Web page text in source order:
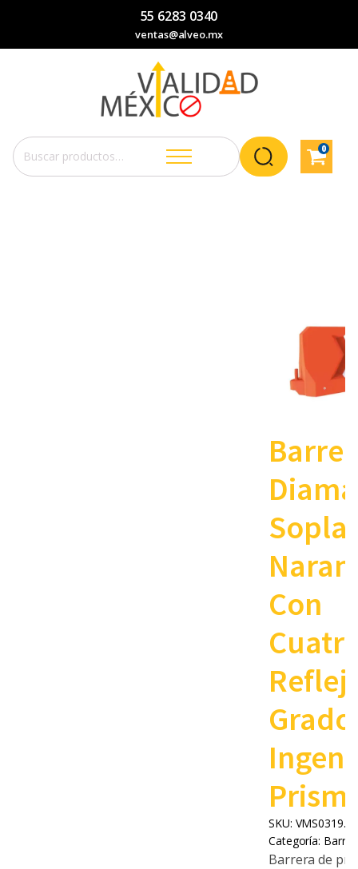
55 6283 0340
ventas@alveo.mx
Buscar
por:
0
Con
Grado
SKU:
Categoría:
Barrera de